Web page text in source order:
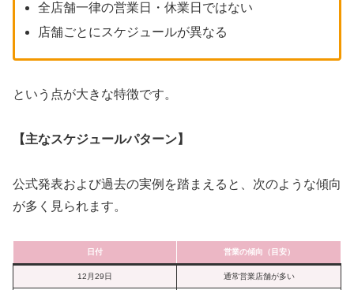
全店舗一律の営業日・休業日ではない
店舗ごとにスケジュールが異なる
という点が大きな特徴です。
【主なスケジュールパターン】
公式発表および過去の実例を踏まえると、次のような傾向
が多く見られます。
日付 営業の傾向（目安）
12月29日 通常営業店舗が多い